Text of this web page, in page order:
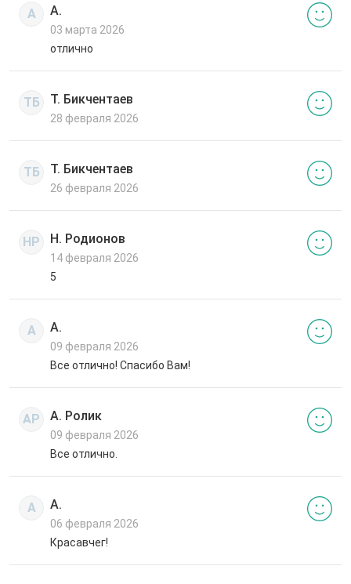
А А.
03 марта 2026
отлично
ТБ Т. Бикчентаев
28 февраля 2026
ТБ Т. Бикчентаев
26 февраля 2026
НР Н. Родионов
14 февраля 2026
5
А А.
09 февраля 2026
Все отлично! Спасибо Вам!
АР А. Ролик
09 февраля 2026
Все отлично.
А А.
06 февраля 2026
Красавчег!